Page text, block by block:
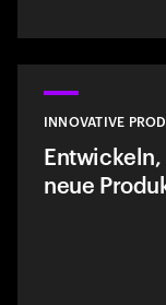
INNOVATIVE
neue